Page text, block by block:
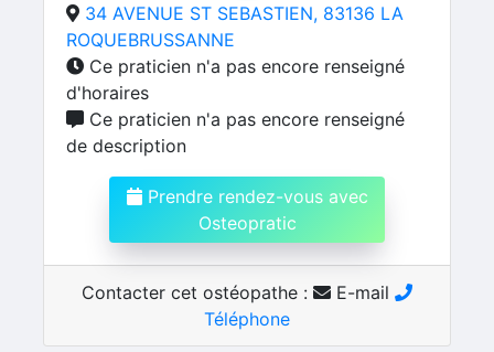
34 AVENUE ST SEBASTIEN, 83136 LA
ROQUEBRUSSANNE
Ce praticien n'a pas encore renseigné
d'horaires
Ce praticien n'a pas encore renseigné
de description
Prendre rendez-vous avec
Osteopratic
Contacter cet ostéopathe :
E-mail
Téléphone